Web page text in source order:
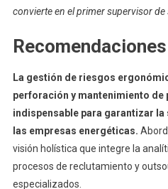
convierte en el primer supervisor
La gestión de riesgos
perforación y mantenimiento de
indispensable para garantizar
las empresas energéticas.
visión holística que integre la
procesos de reclutamiento y
especializados.